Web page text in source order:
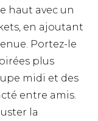
haut avec un
en ajoutant
Portez-le
plus
midi et des
entre amis.
la